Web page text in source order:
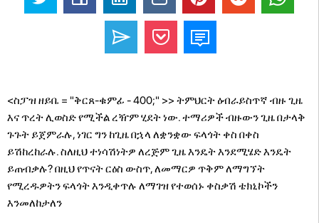
<ስፓዝ ዘይቤ = "ቅርጸ-ቁምፊ - 400;" >> ትምህርት ዕብራይስጥኛ ብዙ ጊዜ
እና ጥረት ሊወስድ የሚችል ረዥም ሂደት ነው. ተማሪዎች ብዙውን ጊዜ በታላቅ
ጉጉት ይጀምራሉ, ነገር ግን ከጊዜ በኋላ ለቋንቋው ፍላጎት ቀስ በቀስ
ይሽከረከራሉ. ስለዚህ ተነሳሽነትዎ ለረጅም ጊዜ እንዴት እንደሚሄድ እንዴት
ይጠብቃሉ? በዚህ የጥናት ርዕስ ውስጥ, ለመማርዎ ጥቅም ለማግኘት
የሚረዱዎትን ፍላጎት እንዲቀጥሉ ለማገዝ የተወሰኑ ቀስቃሽ ቴክኒኮችን
እንመለከታለን